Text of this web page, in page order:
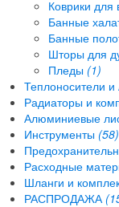
Коврики для
Банные
Банные
Шторы для
Пледы (1)
Теплоносители
Радиаторы и
Алюминиевые
Инструменты (58)
Расходные
Шланги и
РАСПРОДАЖА